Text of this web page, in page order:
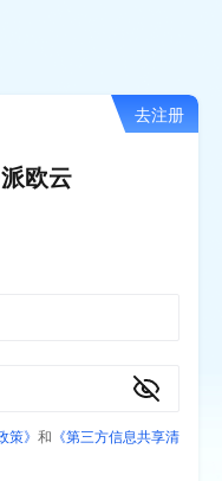
去注册
欧云
策》 和 《第三方信息共享清